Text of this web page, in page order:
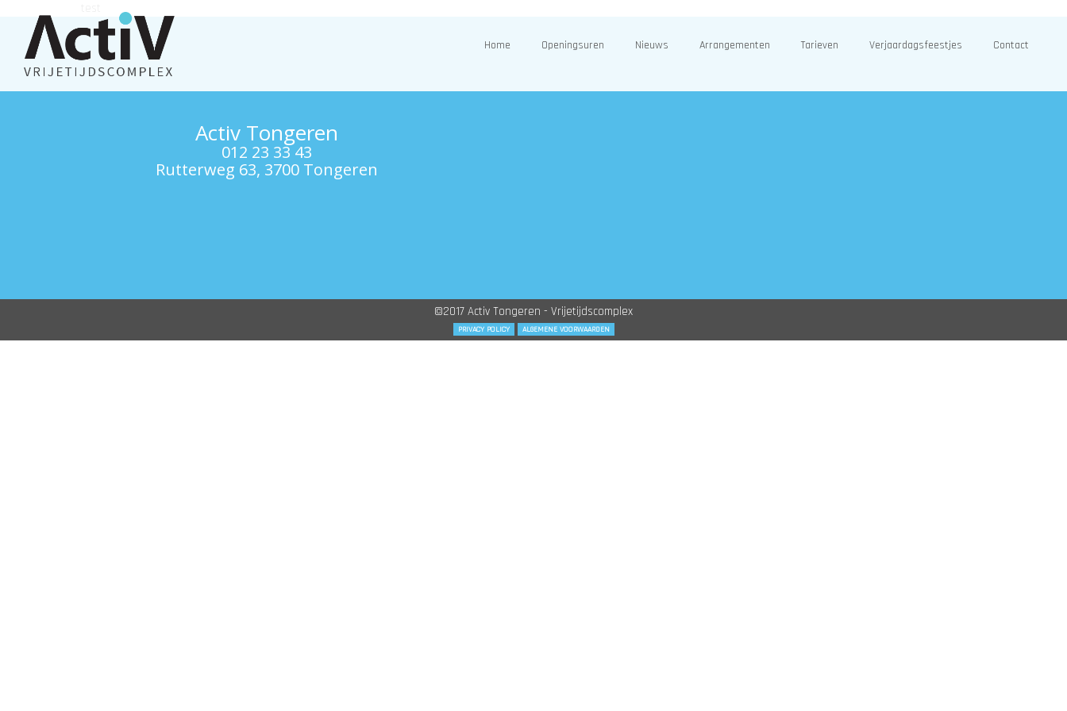
Home Openingsuren Nieuws Arrangementen Tarieven Verjaardagsfeestjes Contact
Activ Tongeren
012 23 33 43
Rutterweg 63, 3700 Tongeren
©2017 Activ Tongeren - Vrijetijdscomplex
PRIVACY POLICY ALGEMENE VOORWAARDEN